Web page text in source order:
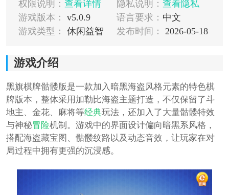
权限说明： 查看详情 隐私说明： 查看隐私
游戏版本：
v5.0.9 语言要求： 中文
游戏类型：
休闲益智 发布时间： 2026-05-18
游戏介绍
黑旗棋牌骷髅版是一款加入暗黑海盗风格元素的特色棋
牌版本，整体采用加勒比海盗主题打造，不仅保留了斗
地主、金花、麻将等经典玩法，还加入了大量骷髅特效
与神秘冒险机制。游戏中的界面设计偏向暗黑系风格，
搭配海盗藏宝图、骷髅纹路以及动态音效，让玩家在对
局过程中拥有更强的沉浸感。